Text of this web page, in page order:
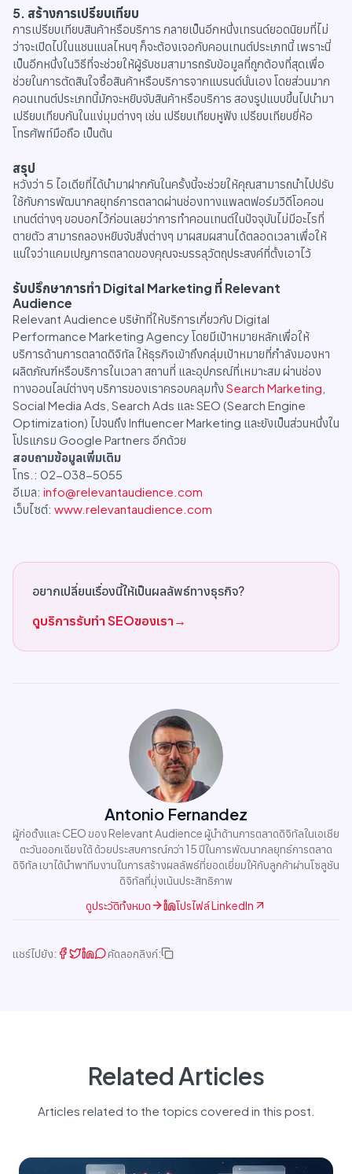
5. สร้างการเปรียบเทียบ
การเปรียบเทียบสินค้าหรือบริการ กลายเป็นอีกหนึ่งเทรนด์ยอดนิยมที่ไม่
ว่าจะเปิดไปในแชนแนลไหนๆ ก็จะต้องเจอกับคอนเทนต์ประเภทนี้ เพราะนี่
เป็นอีกหนึ่งในวิธีที่จะช่วยให้ผู้รับชมสามารถรับข้อมูลที่ถูกต้องที่สุดเพื่อ
ช่วยในการตัดสินใจซื้อสินค้าหรือบริการจากแบรนด์นั่นเอง โดยส่วนมาก
คอนเทนต์ประเภทนี้มักจะหยิบจับสินค้าหรือบริการ สองรูปแบบขึ้นไปนำมา
เปรียบเทียบกันในแง่มุมต่างๆ เช่น เปรียบเทียบหูฟัง เปรียบเทียบยี่ห้อ
โทรศัพท์มือถือ เป็นต้น
สรุป
หวังว่า 5 ไอเดียที่ได้นำมาฝากกันในครั้งนี้จะช่วยให้คุณสามารถนำไปปรับ
ใช้กับการพัฒนากลยุทธ์การตลาดผ่านช่องทางแพลตฟอร์มวิดีโอคอน
เทนต์ต่างๆ ขอบอกไว้ก่อนเลยว่าการทำคอนเทนต์ในปัจจุบันไม่มีอะไรที่
ตายตัว สามารถลองหยิบจับสิ่งต่างๆ มาผสมผสานได้ตลอดเวลาเพื่อให้
แน่ใจว่าแคมเปญการตลาดของคุณจะบรรลุวัตถุประสงค์ที่ตั้งเอาไว้
รับปรึกษาการทำ Digital Marketing ที่ Relevant
Audience
Relevant Audience บริษัทที่ให้บริการเกี่ยวกับ Digital
Performance Marketing Agency โดยมีเป้าหมายหลักเพื่อให้
บริการด้านการตลาดดิจิทัล ให้ธุรกิจเข้าถึงกลุ่มเป้าหมายที่กำลังมองหา
ผลิตภัณฑ์หรือบริการในเวลา สถานที่ และอุปกรณ์ที่เหมาะสม ผ่านช่อง
ทางออนไลน์ต่างๆ บริการของเราครอบคลุมทั้ง Search Marketing
Social Media Ads, Search Ads และ SEO (Search Engine
Optimization) ไปจนถึง Influencer Marketing และยังเป็นส่วนหนึ่งใน
โปรแกรม Google Partners อีกด้วย
สอบถามข้อมูลเพิ่มเติม
โทร.: 02-038-5055
อีเมล: info@relevantaudience.com
เว็บไซต์: www.relevantaudience.com
อยากเปลี่ยนเรื่องนี้ให้เป็นผลลัพธ์ทางธุรกิจ?
ดูบริการรับทำ SEOของเรา→
Antonio Fernandez
ผู้ก่อตั้งและ CEO ของ Relevant Audience ผู้นำด้านการตลาดดิจิทัลในเอเชีย
ตะวันออกเฉียงใต้ ด้วยประสบการณ์กว่า 15 ปีในการพัฒนากลยุทธ์การตลาด
ดิจิทัล เขาได้นำพาทีมงานในการสร้างผลลัพธ์ที่ยอดเยี่ยมให้กับลูกค้าผ่านโซลูชัน
ดิจิทัลที่มุ่งเน้นประสิทธิภาพ
ดูประวัติทั้งหมด
โปรไฟล์ LinkedIn
แชร์ไปยัง: คัดลอกลิงก์:
Related Articles
Articles related to the topics covered in this post.